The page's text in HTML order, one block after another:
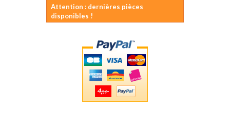
Attention : dernières pièces
disponibles !